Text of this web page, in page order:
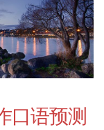
口语预测